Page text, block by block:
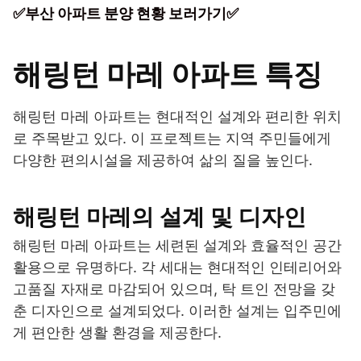
✅부산 아파트 분양 현황 보러가기✅
해링턴 마레 아파트 특징
해링턴 마레 아파트는 현대적인 설계와 편리한 위치
로 주목받고 있다. 이 프로젝트는 지역 주민들에게
다양한 편의시설을 제공하여 삶의 질을 높인다.
해링턴 마레의 설계 및 디자인
해링턴 마레 아파트는 세련된 설계와 효율적인 공간
활용으로 유명하다. 각 세대는 현대적인 인테리어와
고품질 자재로 마감되어 있으며, 탁 트인 전망을 갖
춘 디자인으로 설계되었다. 이러한 설계는 입주민에
게 편안한 생활 환경을 제공한다.